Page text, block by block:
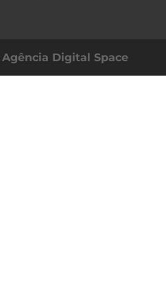
Agência Digital Space